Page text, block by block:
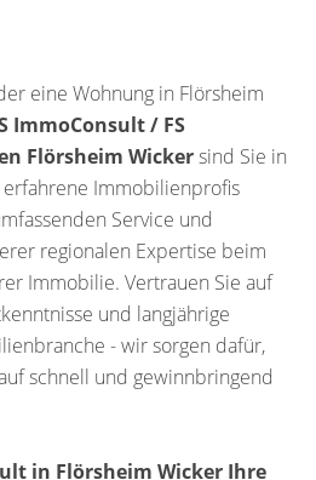
eine Wohnung in Flörsheim
ImmoConsult / FS
Flörsheim Wickersind Sie in
Immobilienprofis
Service und
regionalen Expertise beim
Immobilie. Vertrauen Sie auf
und langjährige
- wir sorgen dafür,
schnell und gewinnbringend
in Flörsheim Wicker Ihre